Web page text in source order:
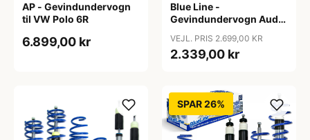
AP - Gevindundervogn
til VW Polo 6R
6.899,00 kr
Blue Line -
Gevindundervogn Audi
TDI/2.0 TFSI/2.7/3.0
TDI/3.2 FSI, 2007-2011
VEJL. PRIS 2.699,00 KR
2.339,00 kr
SPAR 26%